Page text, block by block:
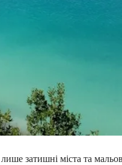
затишні міста та